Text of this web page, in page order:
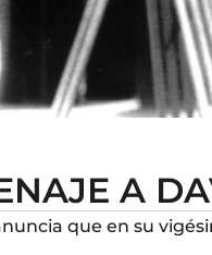
A
que en su